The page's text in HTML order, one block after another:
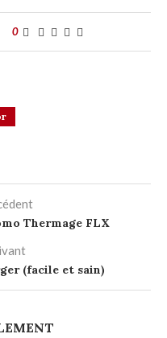
0
Thermage FLX
(facile et sain)